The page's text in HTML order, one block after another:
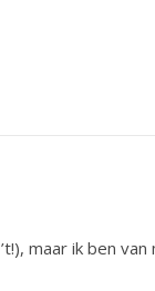
maar ik ben